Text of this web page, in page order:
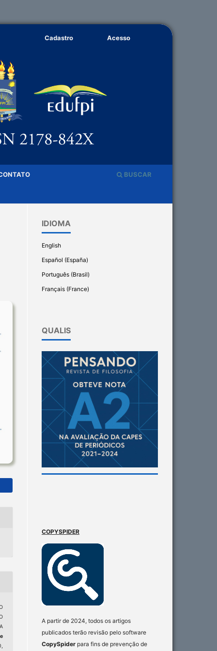
BUSCAR
Cadastro Acesso
IDIOMA
English
Español (España)
Português (Brasil)
Français (France)
QUALIS
COPYSPIDER
A partir de 2024, todos os artigos
publicados terão revisão pelo software
CopySpider para fins de prevenção de